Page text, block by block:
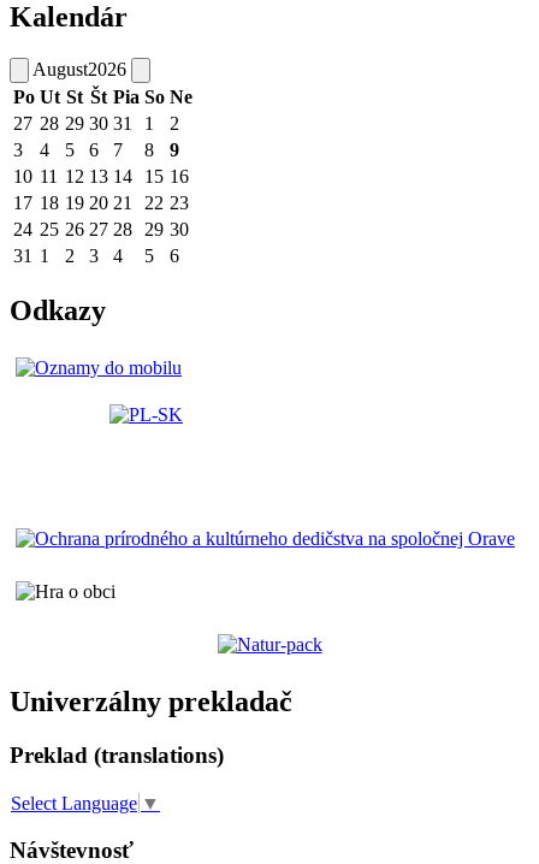
Kalendár
August2026
Po Ut St Št Pia So Ne
27 28 29 30 31 1
2
3
4 5 6 7 8
9
10 11 12 13 14 15 16
17 18 19 20 21 22 23
24 25 26 27 28 29 30
31 1 2 3 4 5 6
Odkazy
Univerzálny prekladač
Preklad (translations)
Select Language ▼
Návštevnosť